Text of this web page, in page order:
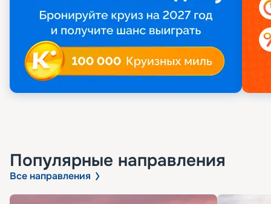
Популярные направления
Все направления